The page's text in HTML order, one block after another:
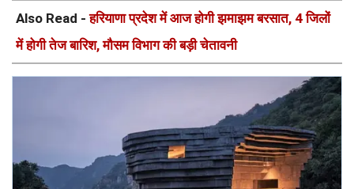
Also Read -हरियाणा प्रदेश में आज होगी झमाझम बरसात, 4 जिलों
में होगी तेज बारिश, मौसम विभाग की बड़ी चेतावनी